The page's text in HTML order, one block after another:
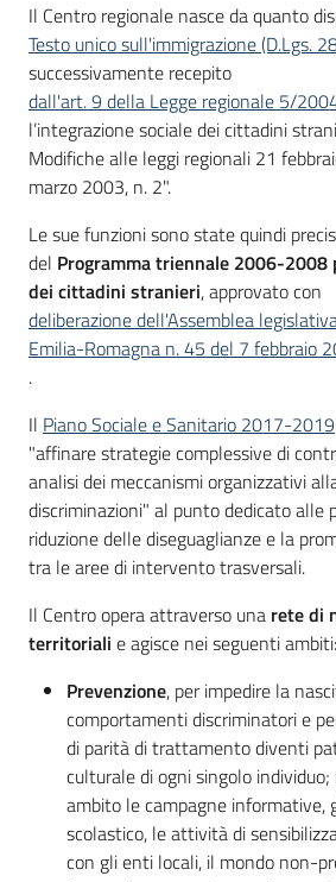
Il Centro regionale nasce da quanto
Testo unico sull'immigrazione (D.Lgs.
successivamente recepito
dall'art. 9 della Legge regionale 5/
l’integrazione sociale dei cittadini
Modifiche alle leggi regionali 21
marzo 2003, n. 2".
Le sue funzioni sono state quindi
del Programma triennale 2006-2008
dei cittadini stranieri, approvato con
deliberazione dell'Assemblea
Emilia-Romagna n. 45 del 7 febbraio
.
Il Piano Sociale e Sanitario 2017-2019
"affinare strategie complessive di
analisi dei meccanismi organizzativi
discriminazioni" al punto dedicato alle
riduzione delle diseguaglianze e la
tra le aree di intervento trasversali.
Il Centro opera attraverso una rete di
territoriali e agisce nei seguenti ambiti:
Prevenzione, per impedire la
comportamenti discriminatori e
di parità di trattamento diventi
culturale di ogni singolo
ambito le campagne informative,
scolastico, le attività di
con gli enti locali, il mondo non-